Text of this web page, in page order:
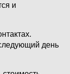
и
день